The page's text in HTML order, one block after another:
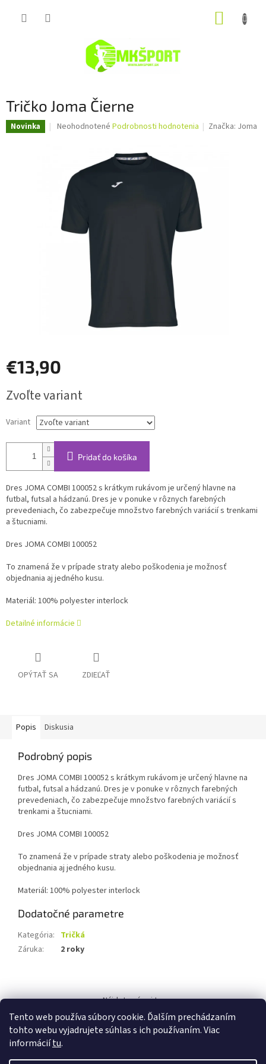
Tento web používa súbory cookie. Ďalším prechádzaním
tohto webu vyjadrujete súhlas s ich používaním. Viac
informáciítu.
Tričko Joma Čierne
Novinka
Priemerné
hviezdičiek.
Neohodnotené Podrobnosti hodnotenia Značka: Joma
€13,90
cena:
Zvoľte variant
Variant
Pridať do košíka
Dres JOMA COMBI 100052 s krátkym rukávom je určený hlavne na
futbal, futsal a hádzanú. Dres je v ponuke v rôznych farebných
prevedeniach, čo zabezpečuje množstvo farebných variácií s trenkami
a štucniami.
Dres JOMA COMBI 100052
To znamená že v prípade straty alebo poškodenia je možnosť
objednania aj jedného kusu.
Materiál: 100% polyester interlock
Detailné informácie
OPÝTAŤ SA ZDIEĽAŤ
Popis Diskusia
Podrobný popis
Dres JOMA COMBI 100052 s krátkym rukávom je určený hlavne na
futbal, futsal a hádzanú. Dres je v ponuke v rôznych farebných
prevedeniach, čo zabezpečuje množstvo farebných variácií s
trenkami a štucniami.
Dres JOMA COMBI 100052
To znamená že v prípade straty alebo poškodenia je možnosť
objednania aj jedného kusu.
Materiál: 100% polyester interlock
Dodatočné parametre
Kategória: Tričká
Záruka: 2 roky
á
Nájdete nás aj tu: